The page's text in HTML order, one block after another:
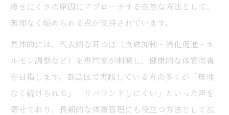
痩せにくさの原因にアプローチする自然な方法として、
無理なく始められる点が支持されています。
具体的には、代表的な耳つぼ（食欲抑制・消化促進・ホ
ルモン調整など）を専門家が刺激し、健康的な体質改善
を目指します。都島区で実践している方の多くが「無理
なく続けられる」「リバウンドしにくい」といった声を
寄せており、長期的な体重管理にも役立つ方法として広